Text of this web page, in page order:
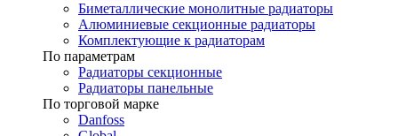
Биметаллические монолитные радиаторы
Алюминиевые секционные радиаторы
Комплектующие к радиаторам
По параметрам
Радиаторы секционные
Радиаторы панельные
По торговой марке
Danfoss